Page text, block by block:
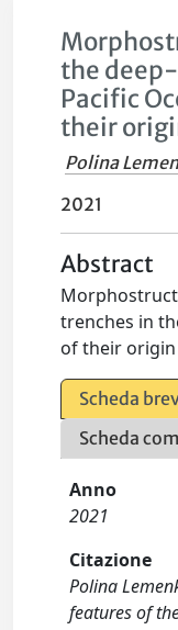
the
Pacific
their
Polina
2021
Abstract
trenches in
of their origin
Scheda
Scheda
Anno
2021
Citazione
Polina
features of